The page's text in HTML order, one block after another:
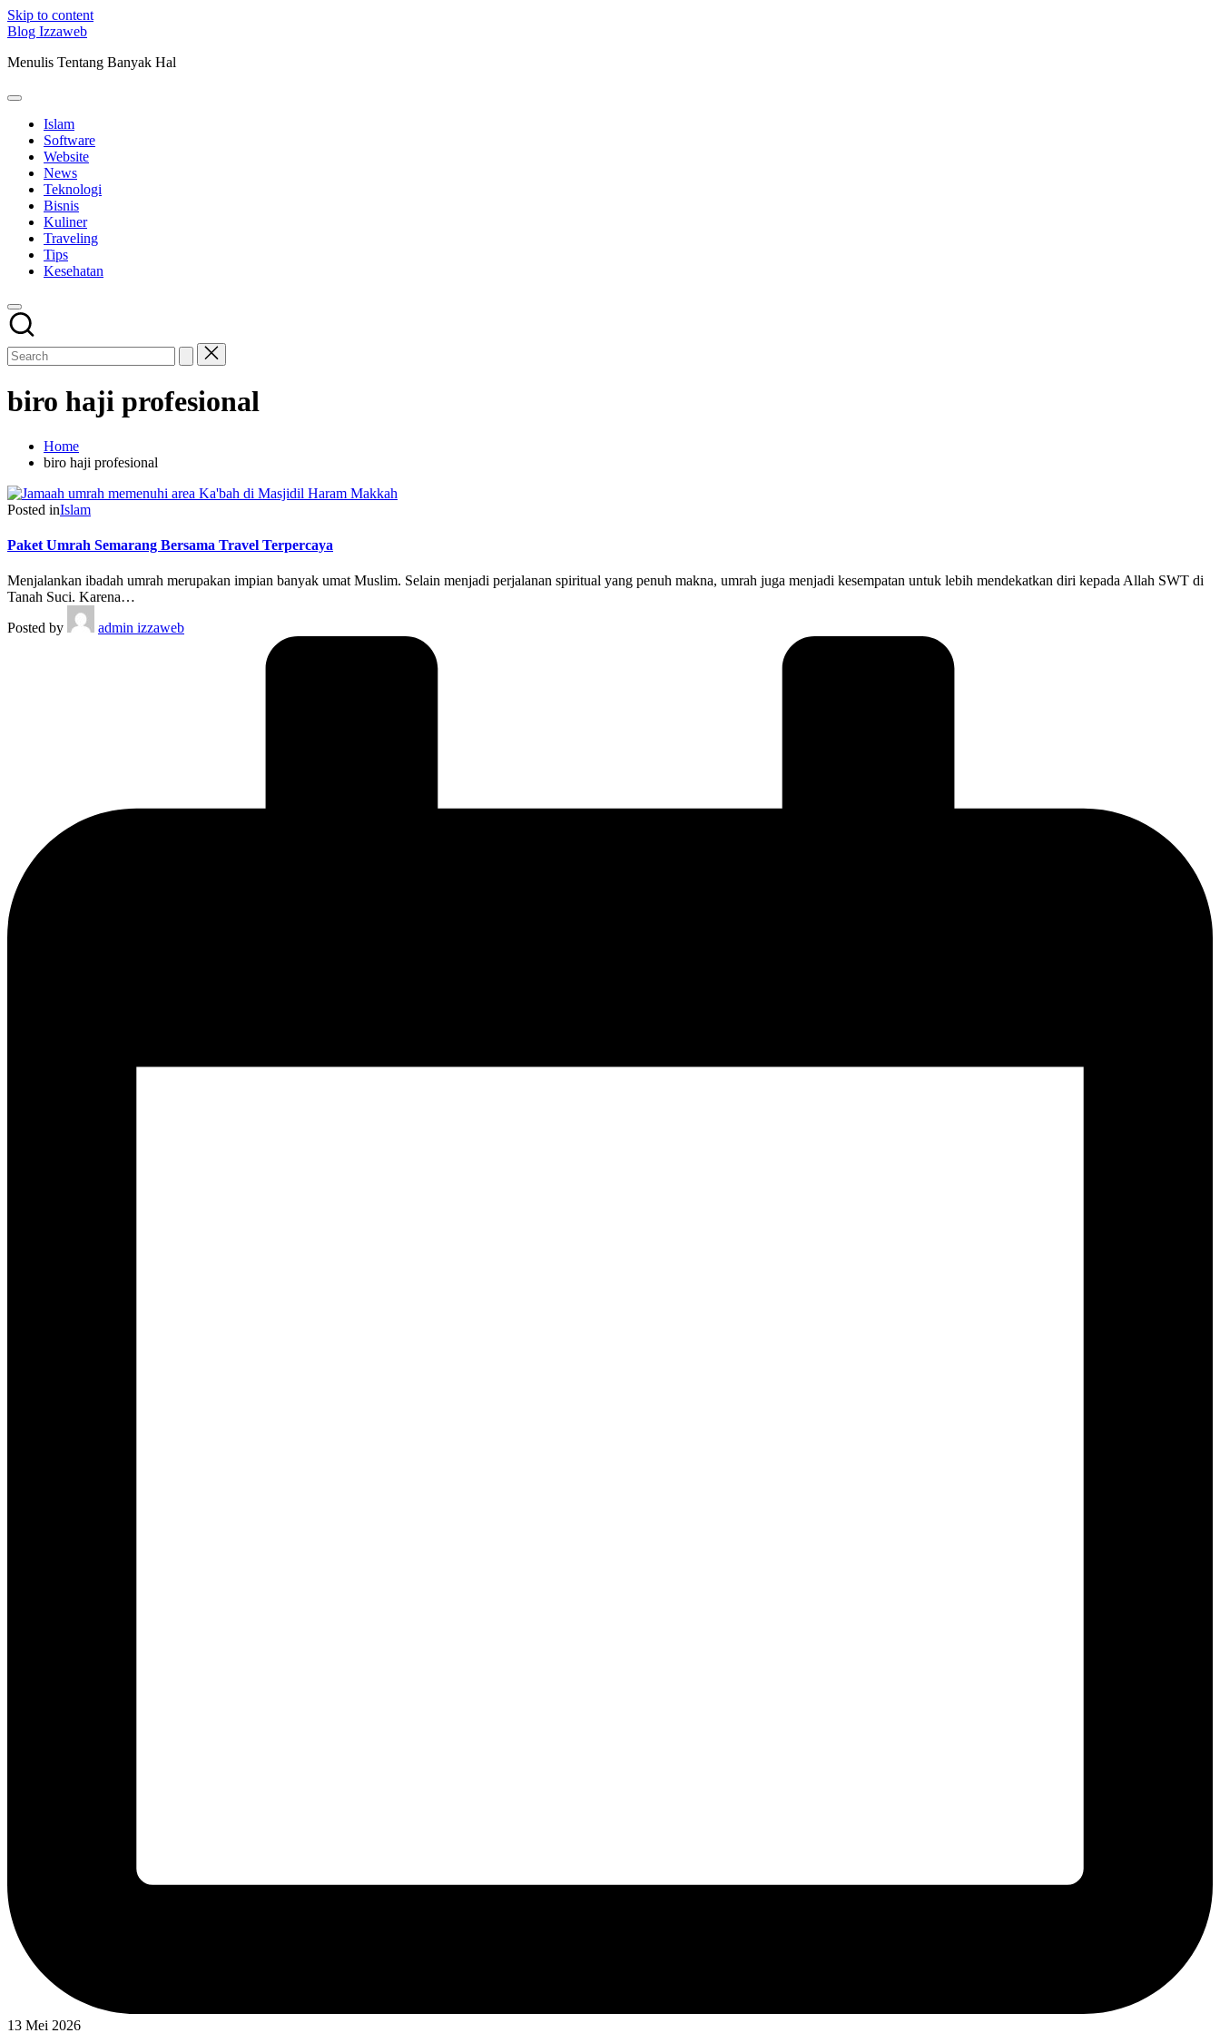
Skip to content
Blog Izzaweb
Menulis Tentang Banyak Hal
Islam
Software
Website
News
Teknologi
Bisnis
Kuliner
Traveling
Tips
Kesehatan
biro haji profesional
Home
biro haji profesional
Posted inIslam
Paket Umrah Semarang Bersama Travel Terpercaya
Menjalankan ibadah umrah merupakan impian banyak umat Muslim. Selain menjadi perjalanan spiritual yang penuh makna, umrah juga menjadi kesempatan untuk lebih mendekatkan diri kepada Allah SWT di
Tanah Suci. Karena…
Posted by
admin izzaweb
13 Mei 2026